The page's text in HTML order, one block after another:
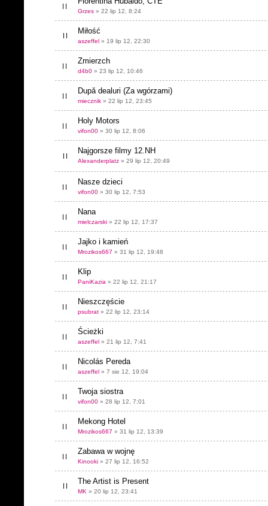
Grzes » 22 lip 12, 8:24
Miłość
aszeffel » 19 lip 12, 22:30
Zmierzch
d4b0 » 23 lip 12, 10:46
Dupǎ dealuri (Za wgórzami)
miecznik » 22 lip 12, 23:45
Holy Motors
vifon00 » 30 lip 12, 8:06
Najgorsze filmy 12.NH
Alexanderplatz » 29 lip 12, 20:49
Nasze dzieci
vifon00 » 30 lip 12, 7:53
Nana
mielczarski » 22 lip 12, 17:37
Jajko i kamień
Mrozikos667 » 31 lip 12, 19:48
Klip
PaniKazia » 22 lip 12, 21:17
Nieszczęście
psubrat » 22 lip 12, 23:14
Ścieżki
aszeffel » 21 lip 12, 7:41
Nicolás Pereda
aszeffel » 7 sie 12, 19:04
Twoja siostra
vifon00 » 28 lip 12, 7:01
Mekong Hotel
Mrozikos667 » 31 lip 12, 13:39
Zabawa w wojnę
Kinooki » 27 lip 12, 16:52
The Artist is Present
MK » 20 lip 12, 23:41